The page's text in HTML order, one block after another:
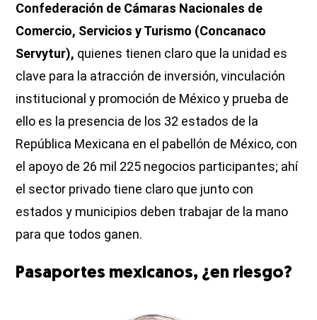
Confederación de Cámaras Nacionales de
Comercio, Servicios y Turismo (Concanaco
Servytur), quienes tienen claro que la unidad es
clave para la atracción de inversión, vinculación
institucional y promoción de México y prueba de
ello es la presencia de los 32 estados de la
República Mexicana en el pabellón de México, con
el apoyo de 26 mil 225 negocios participantes; ahí
el sector privado tiene claro que junto con
estados y municipios deben trabajar de la mano
para que todos ganen.
Pasaportes mexicanos, ¿en riesgo?